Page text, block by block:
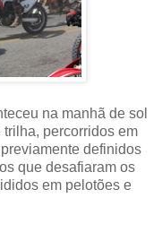
na manhã de sol
percorridos em
definidos
que desafiaram os
em pelotões e